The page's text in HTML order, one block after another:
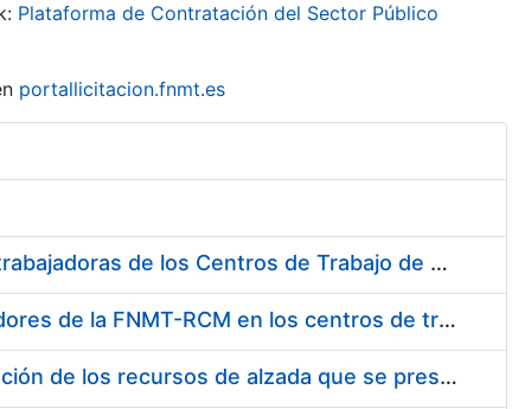
Plataforma de Contratación del Sector Público
portallicitacion.fnmt.es
Suministro de Protectores Auditivos a medida para las personas trabajadoras de los Centros de Trabajo de Madrid y Burgos
Suministro de gafas graduadas antiproyecciones para los trabajadores de la FNMT-RCM en los centros de trabajo de Madrid y Burgos
Servicios de una empresa externa para el asesoramiento y resolución de los recursos de alzada que se presentan relacionados con procesos de selección para la FNMT-RCM